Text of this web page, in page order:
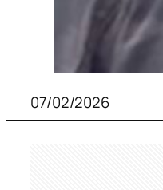
07/02/2026